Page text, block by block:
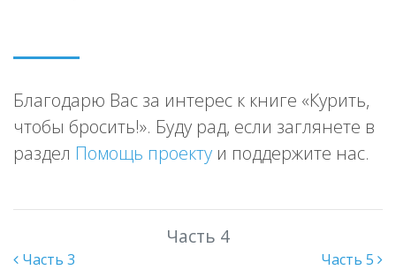
Благодарю Вас за интерес к книге «Курить,
чтобы бросить!». Буду рад, если заглянете в
раздел Помощь проекту и поддержите нас.
Часть 4
Часть 3 Часть 5